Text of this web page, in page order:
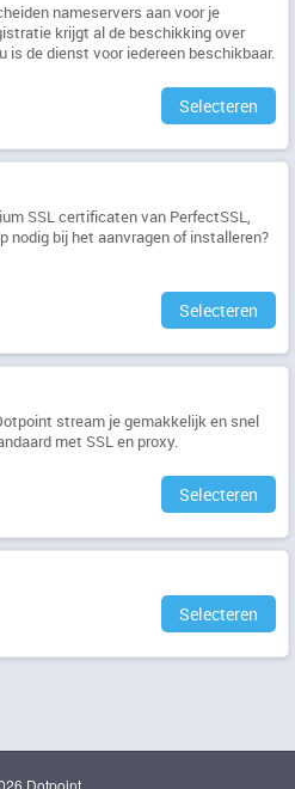
nameservers aan voor je
krijgt al de beschikking over
is de dienst voor iedereen beschikbaar.
Selecteren
SSL certificaten van PerfectSSL,
nodig bij het aanvragen of installeren?
Selecteren
stream je gemakkelijk en snel
met SSL en proxy.
Selecteren
Selecteren
Dotpoint